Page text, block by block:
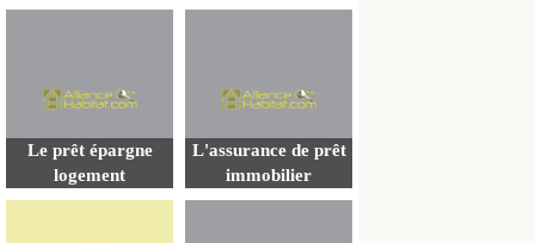
Le prêt épargne
logement
L'assurance de prêt
immobilier